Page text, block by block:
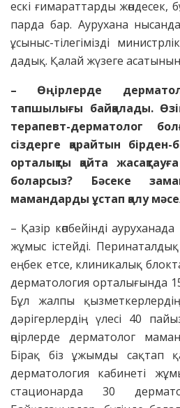
ескі ғимараттарды жөндесек,
парда бар. Аурухана
ұсыныс-тілегімізді
дадық. Қалай жүзеге асатынын
– Өңірлерде
тапшылығы бай­қалады.
терапевт-дерматолог
сіздерге қарайтын бірден-
орталықты қайта
боларсыз? Бәсеке
мамандарды ұстап қалу
– Қазір көпбейінді
жұмыс істейді.
еңбек етсе, клиникалық
дерматология орталығында
Бұл жалпы
дәрігерлердің үлесі 40
өңірлерде дер­матолог
Бірақ біз ұжымды сақтап
дерматология кабинеті
стационарда 30